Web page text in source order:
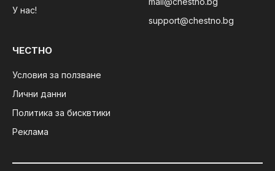
У нас!
support@chestno.bg
ЧЕСТНО
Условия за ползване
Лични данни
Политика за бисквтики
Реклама